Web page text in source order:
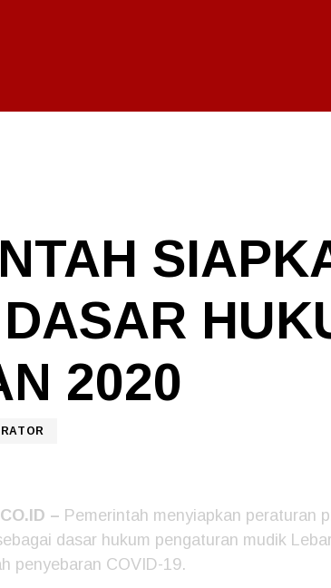
2020
– Pemerintah menyiapkan peraturan
dasar hukum pengaturan mudik
penyebaran COVID-19.